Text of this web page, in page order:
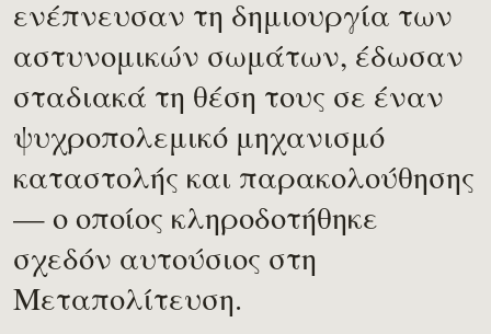
ενέπνευσαν τη δημιουργία των
αστυνομικών σωμάτων, έδωσαν
σταδιακά τη θέση τους σε έναν
ψυχροπολεμικό μηχανισμό
καταστολής και παρακολούθησης
— ο οποίος κληροδοτήθηκε
σχεδόν αυτούσιος στη
Μεταπολίτευση.